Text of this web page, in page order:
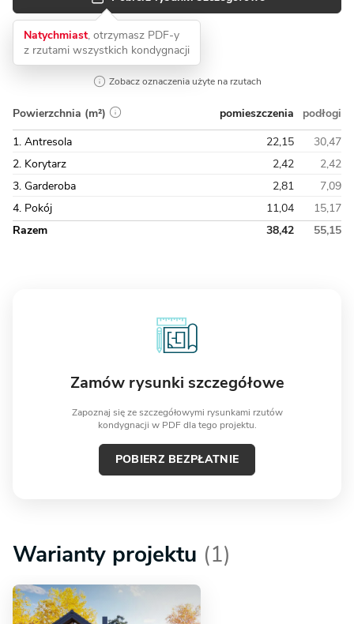
Natychmiast, otrzymasz PDF-y
z rzutami wszystkich kondygnacji
Zobacz oznaczenia użyte na rzutach
Powierzchnia (m²) pomieszczenia
podłogi
1. Antresola
22,15
30,47
2. Korytarz
2,42
2,42
3. Garderoba
2,81
7,09
4. Pokój
11,04
15,17
Razem
38,42 55,15
Zamów rysunki szczegółowe
Zapoznaj się ze szczegółowymi rysunkami rzutów
kondygnacji w PDF dla tego projektu.
POBIERZ BEZPŁATNIE
Warianty projektu (1)